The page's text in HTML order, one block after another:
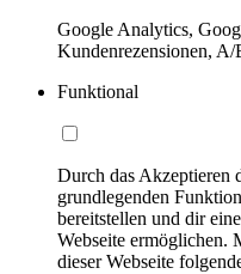
Google Analytics,
Kundenrezensionen, A/
Funktional
Durch das Akzeptieren
grundlegenden
bereitstellen und dir
Webseite ermöglichen.
dieser Webseite